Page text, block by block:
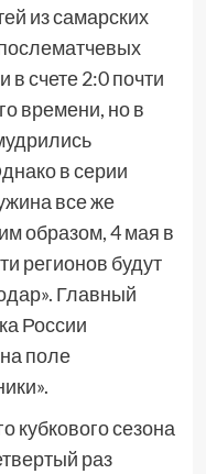
из самарских
в счете 2:0 почти
времени, но в
в серии
все же
образом, 4 мая в
регионов будут
Главный
России
поле
сезона
раз